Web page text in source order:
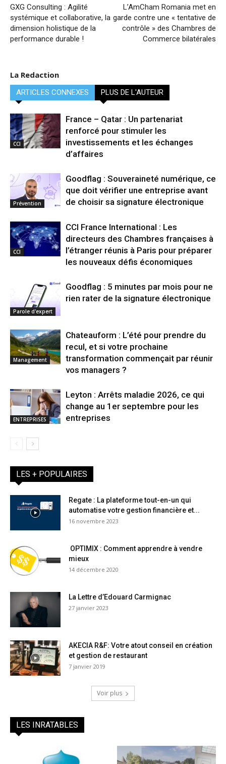
GXG Consulting : Agilité
systémique et collaborative, la
dimension holistique de la
performance durable !
L’AmCham Romania met en
garde contre une « tentative de
contrôle » des Chambres de
Commerce bilatérales
La Redaction
ARTICLES CONNEXES PLUS DE L'AUTEUR
CCI
France – Qatar : Un partenariat
renforcé pour stimuler les
investissements et les échanges
d’affaires
Prévention
Goodflag : Souveraineté numérique, ce
que doit vérifier une entreprise avant
de choisir sa signature électronique
CCI
CCI France International : Les
directeurs des Chambres françaises à
l’étranger réunis à Paris pour préparer
les nouveaux défis économiques
Parole d'expert
Goodflag : 5 minutes par mois pour ne
rien rater de la signature électronique
Management
Chateauform : L’été pour prendre du
recul, et si votre prochaine
transformation commençait par réunir
vos managers ?
ENTREPRISES
Leyton : Arrêts maladie 2026, ce qui
change au 1er septembre pour les
entreprises
LES + POPULAIRES
Regate : La plateforme tout-en-un qui
automatise votre gestion financière et...
16 novembre 2023
OPTIMIX : Comment apprendre à vendre
mieux
14 décembre 2020
La Lettre d’Edouard Carmignac
27 janvier 2023
AKECIA R&F: Votre atout conseil en création
et gestion de restaurant
7 janvier 2019
Voir plus
LES INRATABLES